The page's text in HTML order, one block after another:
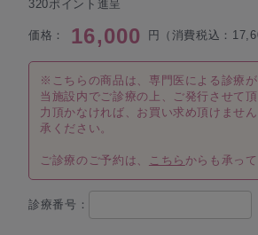
320ポイント進呈
価格： 16,000 円（消費税込：
※こちらの商品は、専門医による診療が
当施設内でご診療の上、ご発行させて
力頂かなければ、お買い求め頂けませ
承ください。
ご診療のご予約は、 こちら からも承って
診療番号：